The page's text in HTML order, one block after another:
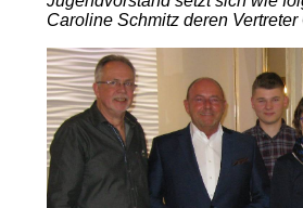
Caroline Schmitz deren Vertreter